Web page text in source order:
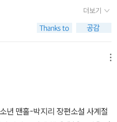
자신이 똑같이 가족들에게 행하
인생을 구제받을 수 있게 되었
‘파키’처럼 느끼게 한다. “정식
, 실제론 존재하지만 법적으론 존
있는 처지”가 된 것 같다. 이제
만, 내 안의 구멍은 무엇으로도 도
결을 한다. 그렇게 남아 있는 주인
리는, 구멍 속으로 자신을 던져
구들 사이에서도 겉돌게 되는, 겉
멍은 철저히 뚜껑으로 가리고
. 마찬가지로 주인공 자신도 이
고 다르게 살리라고 결심하지만
그것도 자신이 미워했던 아빠와
된다.소설의 마지막에 엄마가
요즘 학교에서 비일비재한 폭력의
진 건 아닐까? 폭력을 막기 위해
의 마음을 어루만지고 위로받을
건 아닐까? 청소년 자녀를 둔 부
나 청소년 문제에 관심 있는 분
무방비로 노출돼 있거나, 힘의
이들도 일독을 권한다. 나는 성장
게 얼마나 큰 고통이었을까. 엄
는 가장 감추고 싶고, 끔찍한 악
어들었던 맨홀 아래의 어두운 수
있었던 것이다. 보호 받고 사랑
운 곳이라면 어떨지. 읽는 내내
다.가정폭력 속에서 자란 사람들이
대였던 맨홀에서 아버지를 죽이
께 죽을 계획까지 짰던 누나는 이
려하면 오히려 발톱을 세우고 공
어버린 나는 세상을 살아가는 방
황한다. 피해자인 우리가 왜 가
쓰고 서로 싸우고 눈물을 흘려야
파키들한테 폭력을 당하고 파키
것이다. 한 인간의 의식에서 발
의 뚜껑을 열고 그 안을 들여다보
맨홀이라는 단어를 아예 소설 전
. 그래서 읽기 거북한 책이다. 2.
세적인 생각들을 ‘나’와 같이 차
을 상기하지는 않는다고 생각하
간에 그러한 생각과 의식이 잠
운 상황을 직·간접적으로 겪었
더보기
년 맨홀-박지리 장편소설 사계절